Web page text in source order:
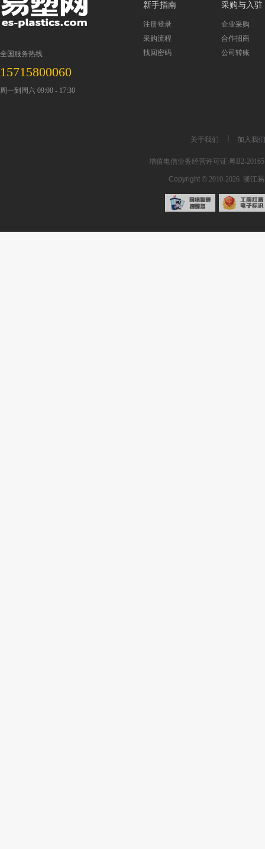
全国服务热线
15715800060
周一到周六 09:00 - 17:30
新手指南
注册登录
采购流程
找回密码
采购与入驻
企业采购
合作招商
公司转账
关于我们 加入我们
增值电信业务经营许可证:粤B2-
Copyright © 2010-2026 浙江